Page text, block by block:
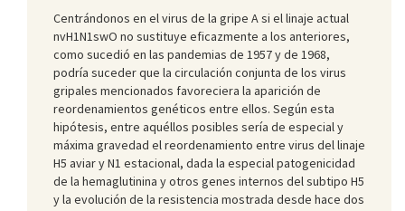
Centrándonos en el virus de la gripe A si el linaje actual
nvH1N1swO no sustituye eficazmente a los anteriores,
como sucedió en las pandemias de 1957 y de 1968,
podría suceder que la circulación conjunta de los virus
gripales mencionados favoreciera la aparición de
reordenamientos genéticos entre ellos. Según esta
hipótesis, entre aquéllos posibles sería de especial y
máxima gravedad el reordenamiento entre virus del linaje
H5 aviar y N1 estacional, dada la especial patogenicidad
de la hemaglutinina y otros genes internos del subtipo H5
y la evolución de la resistencia mostrada desde hace dos